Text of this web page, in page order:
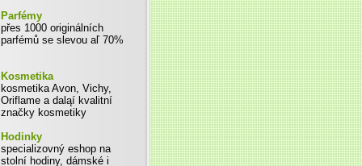
Parfémy
přes 1000 originálních
parfémů se slevou aľ 70%
Kosmetika
kosmetika Avon, Vichy,
Oriflame a daląí kvalitní
značky kosmetiky
Hodinky
specializovný eshop na
stolní hodiny, dámské i